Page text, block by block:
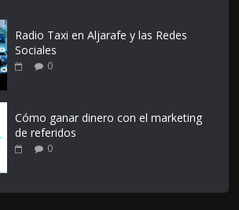
Radio Taxi en Aljarafe y las Redes
Sociales
0
Cómo ganar dinero con el marketing
de referidos
0